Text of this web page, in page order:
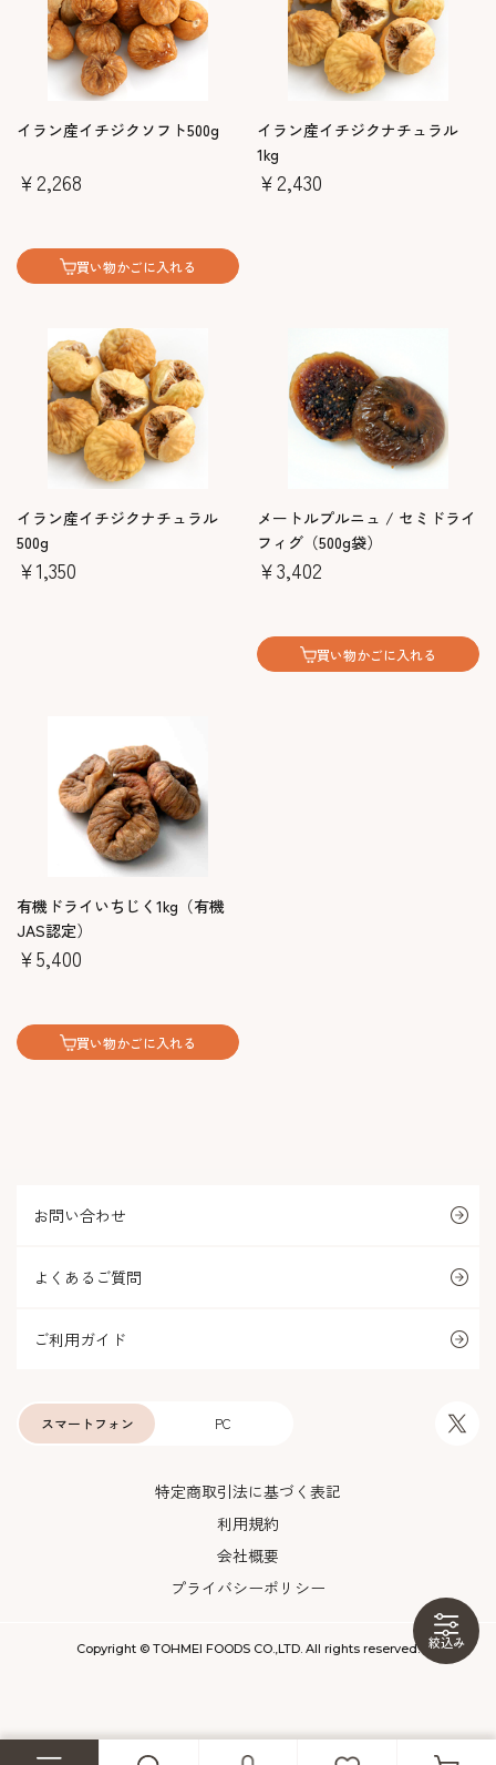
絞込み
イラン産イチジクソフト500g
￥2,268
買い物かごに入れる
イラン産イチジクナチュラル
1kg
￥2,430
イラン産イチジクナチュラル
500g
￥1,350
メートルプルニュ / セミドライ
フィグ（500g袋）
￥3,402
買い物かごに入れる
有機ドライいちじく1kg（有機
JAS認定）
￥5,400
買い物かごに入れる
お問い合わせ
よくあるご質問
ご利用ガイド
PC
スマートフォン
特定商取引法に基づく表記
利用規約
会社概要
プライバシーポリシー
Copyright © TOHMEI FOODS CO.,LTD. All rights reserved.